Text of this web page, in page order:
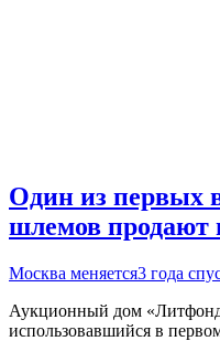
Один из первых
шлемов продают
Москва меняется3 года
Аукционный дом
использовавшийся в